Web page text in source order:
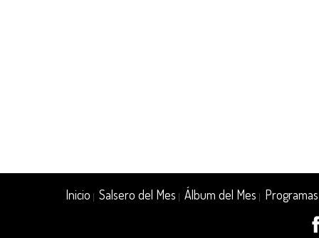
Inicio |Salsero del Mes |Álbum del Mes Programas